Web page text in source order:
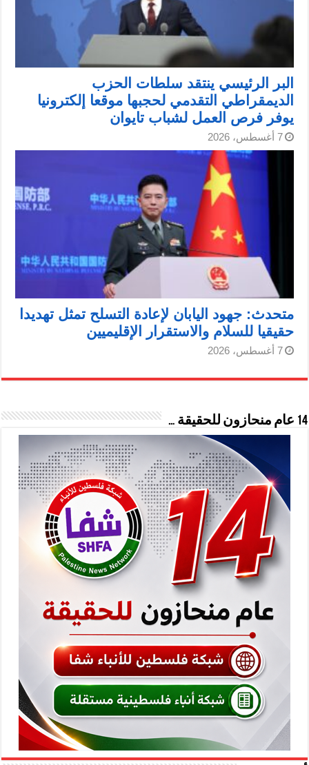
البر الرئيسي ينتقد سلطات الحزب
الديمقراطي التقدمي لحجبها موقعا إلكترونيا
يوفر فرص العمل لشباب تايوان
7 أغسطس، 2026
متحدث: جهود اليابان لإعادة التسلح تمثل تهديدا
حقيقيا للسلام والاستقرار الإقليميين
7 أغسطس، 2026
14 عام منحازون للحقيقة …